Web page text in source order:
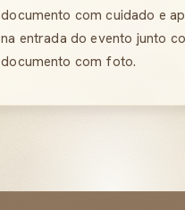
documento com cuidado e
na entrada do evento junto
documento com foto.